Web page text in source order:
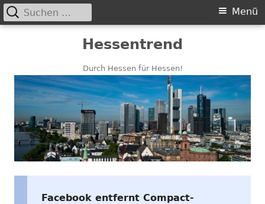
Hessentrend
Durch Hessen für Hessen!
Primäres
Menü
Suchen
nach:
Facebook entfernt Compact-